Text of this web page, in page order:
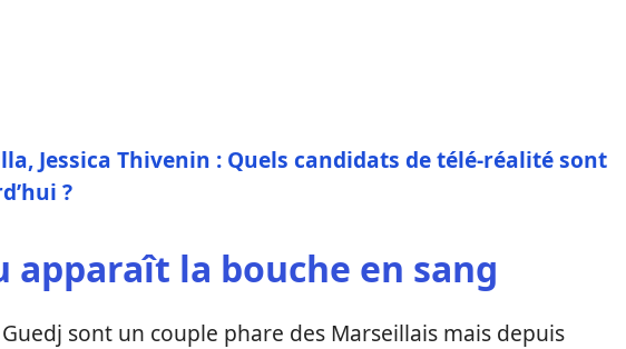
Jessica Thivenin : Quels candidats de télé-réalité sont
?
apparaît la bouche en sang
sont un couple phare des Marseillais mais depuis